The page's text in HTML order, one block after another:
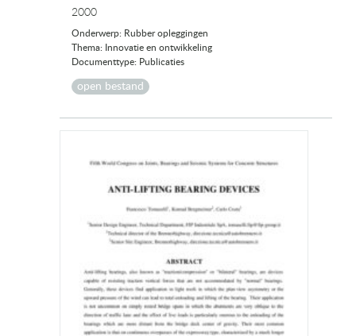
2000
Onderwerp: Rubber opleggingen
Thema: Innovatie en ontwikkeling
Documenttype: Publicaties
open bestand